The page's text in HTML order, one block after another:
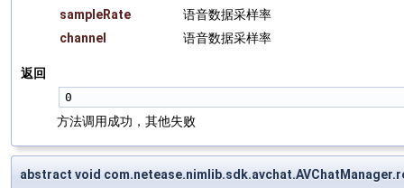
sampleRate
语音数据采样率
channel
语音数据采样率
返回
0
方法调用成功，其他失败
abstract void